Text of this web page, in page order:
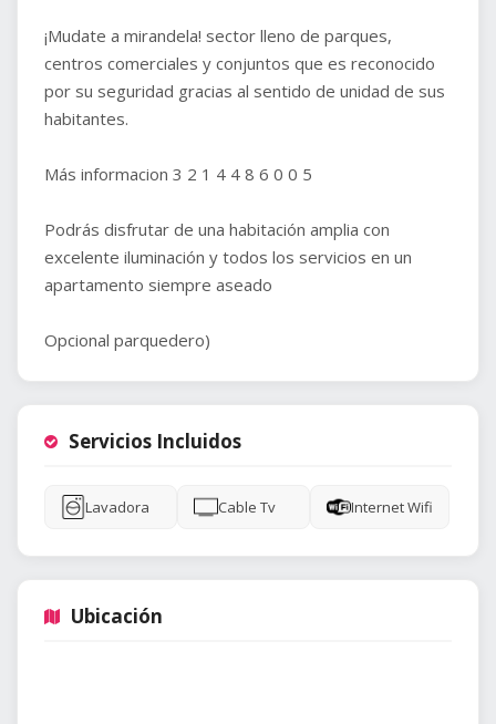
¡Mudate a mirandela! sector lleno de parques,
centros comerciales y conjuntos que es reconocido
por su seguridad gracias al sentido de unidad de sus
habitantes.
Más informacion 3 2 1 4 4 8 6 0 0 5
Podrás disfrutar de una habitación amplia con
excelente iluminación y todos los servicios en un
apartamento siempre aseado
Opcional parquedero)
Servicios Incluidos
Lavadora Cable Tv Internet Wifi
Ubicación